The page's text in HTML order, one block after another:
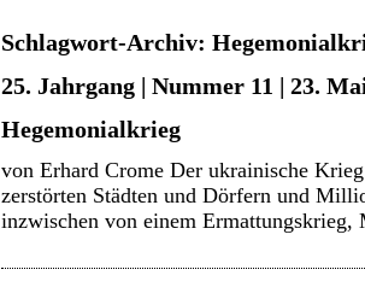
Schlagwort-Archiv:
25. Jahrgang | Nummer 11 | 23.
Hegemonialkrieg
von Erhard Crome Der ukrainische
zerstörten Städten und Dörfern und
inzwischen von einem